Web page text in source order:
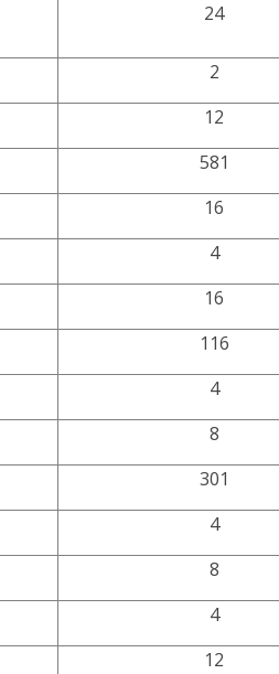
24
2
12
581
16
4
16
116
4
8
301
4
8
4
12